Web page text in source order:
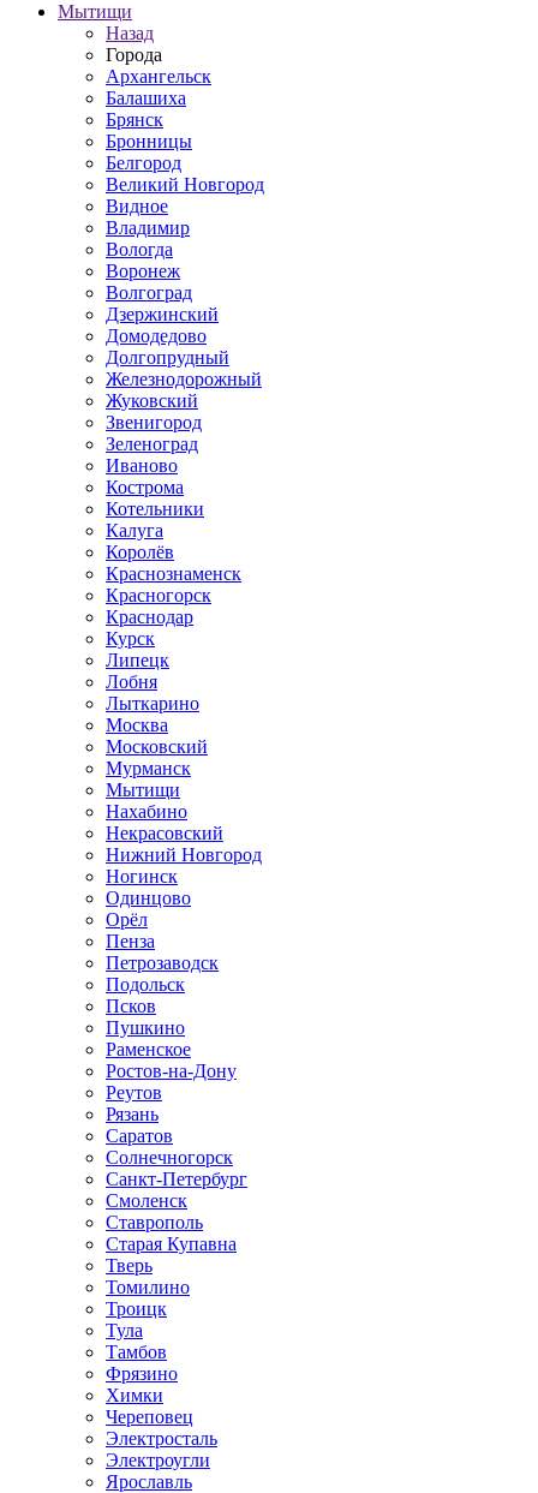
Мытищи
Назад
Города
Архангельск
Балашиха
Брянск
Бронницы
Белгород
Великий Новгород
Видное
Владимир
Вологда
Воронеж
Волгоград
Дзержинский
Домодедово
Долгопрудный
Железнодорожный
Жуковский
Звенигород
Зеленоград
Иваново
Кострома
Котельники
Калуга
Королёв
Краснознаменск
Красногорск
Краснодар
Курск
Липецк
Лобня
Лыткарино
Москва
Московский
Мурманск
Мытищи
Нахабино
Некрасовский
Нижний Новгород
Ногинск
Одинцово
Орёл
Пенза
Петрозаводск
Подольск
Псков
Пушкино
Раменское
Ростов-на-Дону
Реутов
Рязань
Саратов
Солнечногорск
Санкт-Петербург
Смоленск
Ставрополь
Старая Купавна
Тверь
Томилино
Троицк
Тула
Тамбов
Фрязино
Химки
Череповец
Электросталь
Электроугли
Ярославль